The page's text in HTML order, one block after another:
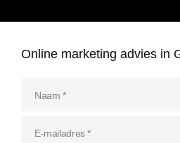
Online marketing advies in